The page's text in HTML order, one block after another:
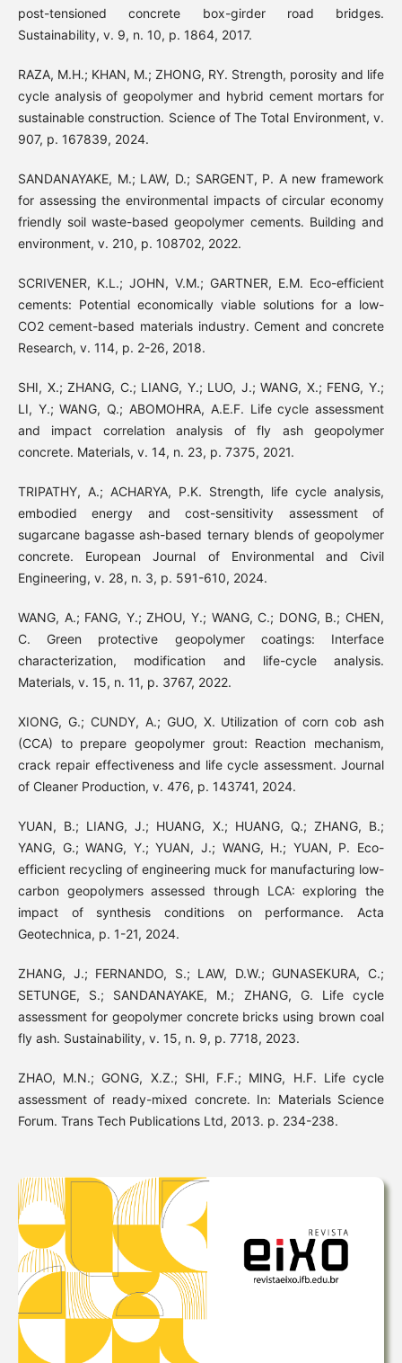
post-tensioned concrete box-girder road bridges.
Sustainability, v. 9, n. 10, p. 1864, 2017.
RAZA, M.H.; KHAN, M.; ZHONG, RY. Strength, porosity and life
cycle analysis of geopolymer and hybrid cement mortars for
sustainable construction. Science of The Total Environment, v.
907, p. 167839, 2024.
SANDANAYAKE, M.; LAW, D.; SARGENT, P. A new framework
for assessing the environmental impacts of circular economy
friendly soil waste-based geopolymer cements. Building and
environment, v. 210, p. 108702, 2022.
SCRIVENER, K.L.; JOHN, V.M.; GARTNER, E.M. Eco-efficient
cements: Potential economically viable solutions for a low-
CO2 cement-based materials industry. Cement and concrete
Research, v. 114, p. 2-26, 2018.
SHI, X.; ZHANG, C.; LIANG, Y.; LUO, J.; WANG, X.; FENG, Y.;
LI, Y.; WANG, Q.; ABOMOHRA, A.E.F. Life cycle assessment
and impact correlation analysis of fly ash geopolymer
concrete. Materials, v. 14, n. 23, p. 7375, 2021.
TRIPATHY, A.; ACHARYA, P.K. Strength, life cycle analysis,
embodied energy and cost-sensitivity assessment of
sugarcane bagasse ash-based ternary blends of geopolymer
concrete. European Journal of Environmental and Civil
Engineering, v. 28, n. 3, p. 591-610, 2024.
WANG, A.; FANG, Y.; ZHOU, Y.; WANG, C.; DONG, B.; CHEN,
C. Green protective geopolymer coatings: Interface
characterization, modification and life-cycle analysis.
Materials, v. 15, n. 11, p. 3767, 2022.
XIONG, G.; CUNDY, A.; GUO, X. Utilization of corn cob ash
(CCA) to prepare geopolymer grout: Reaction mechanism,
crack repair effectiveness and life cycle assessment. Journal
of Cleaner Production, v. 476, p. 143741, 2024.
YUAN, B.; LIANG, J.; HUANG, X.; HUANG, Q.; ZHANG, B.;
YANG, G.; WANG, Y.; YUAN, J.; WANG, H.; YUAN, P. Eco-
efficient recycling of engineering muck for manufacturing low-
carbon geopolymers assessed through LCA: exploring the
impact of synthesis conditions on performance. Acta
Geotechnica, p. 1-21, 2024.
ZHANG, J.; FERNANDO, S.; LAW, D.W.; GUNASEKURA, C.;
SETUNGE, S.; SANDANAYAKE, M.; ZHANG, G. Life cycle
assessment for geopolymer concrete bricks using brown coal
fly ash. Sustainability, v. 15, n. 9, p. 7718, 2023.
ZHAO, M.N.; GONG, X.Z.; SHI, F.F.; MING, H.F. Life cycle
assessment of ready-mixed concrete. In: Materials Science
Forum. Trans Tech Publications Ltd, 2013. p. 234-238.